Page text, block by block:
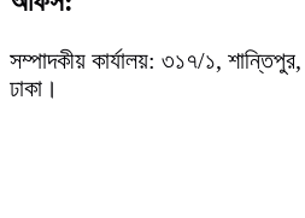
সম্পাদকীয় কার্যালয়: ৩১৭/১,
ঢাকা।